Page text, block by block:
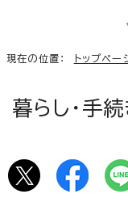
現在の位置： トップペー
暮らし・手続